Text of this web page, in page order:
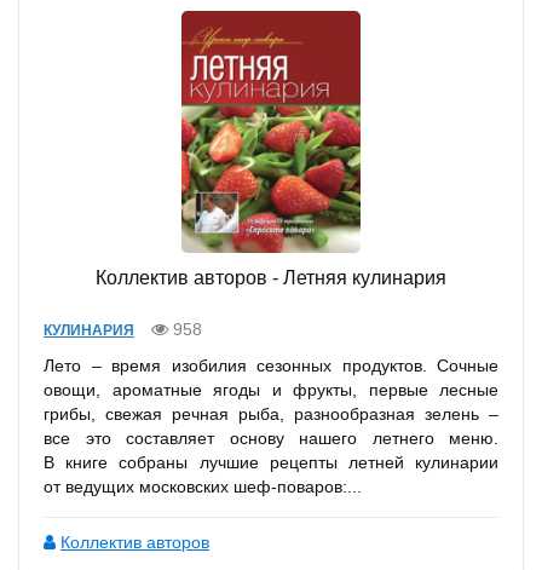
Коллектив авторов - Летняя кулинария
КУЛИНАРИЯ
958
Лето – время изобилия сезонных продуктов. Сочные
овощи, ароматные ягоды и фрукты, первые лесные
грибы, свежая речная рыба, разнообразная зелень –
все это составляет основу нашего летнего меню.
В книге собраны лучшие рецепты летней кулинарии
от ведущих московских шеф-поваров:...
Коллектив авторов